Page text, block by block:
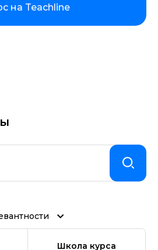
на Teachline
Школа курса